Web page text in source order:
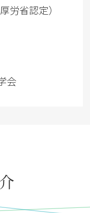
労省認定）
会